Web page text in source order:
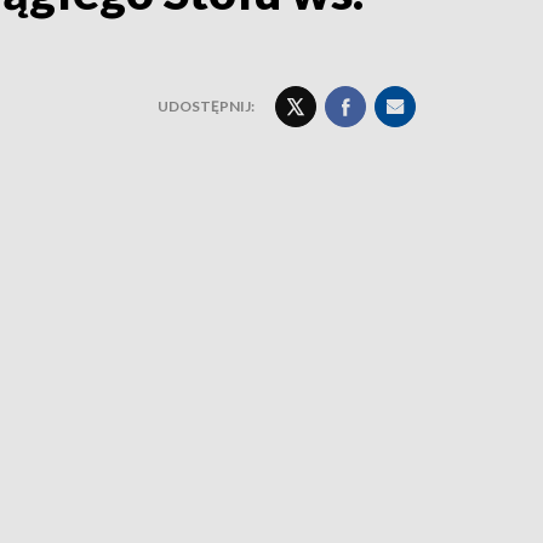
UDOSTĘPNIJ: